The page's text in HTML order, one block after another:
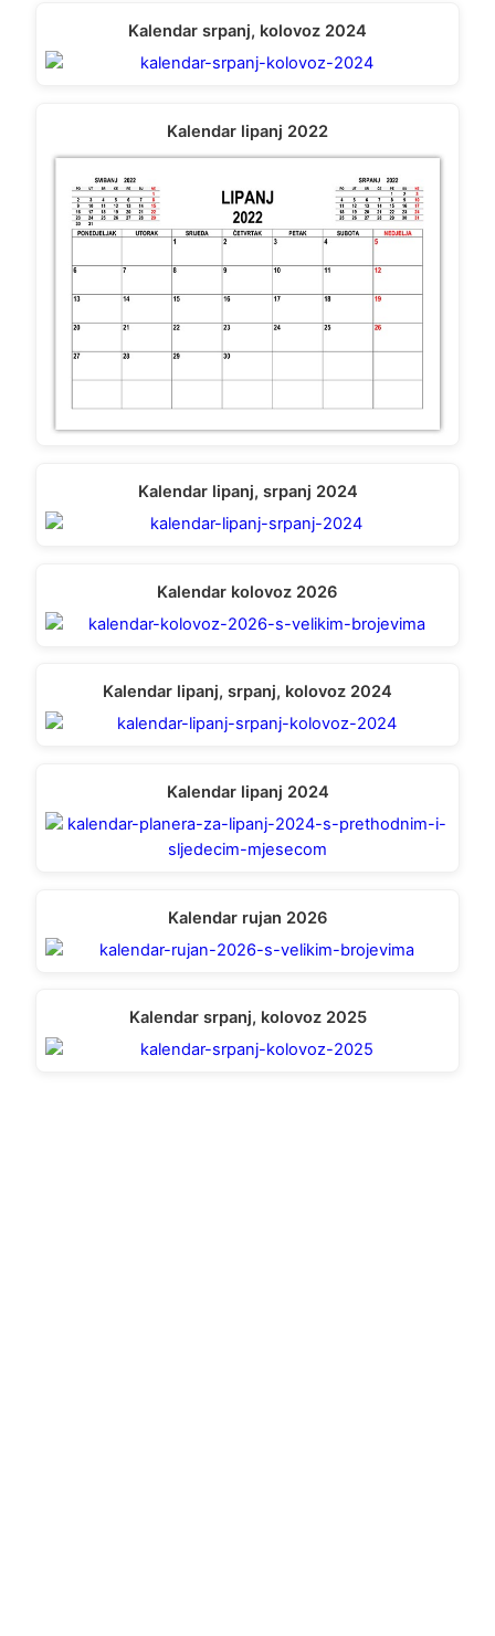
Kalendar srpanj, kolovoz 2024
Kalendar lipanj 2022
Kalendar lipanj, srpanj 2024
Kalendar kolovoz 2026
Kalendar lipanj, srpanj, kolovoz 2024
Kalendar lipanj 2024
Kalendar rujan 2026
Kalendar srpanj, kolovoz 2025